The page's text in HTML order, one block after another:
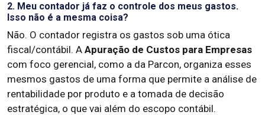
2. Meu contador já faz o controle dos meus gastos.
Isso não é a mesma coisa?
Não. O contador registra os gastos sob uma ótica
fiscal/contábil. A Apuração de Custos para Empresas
com foco gerencial, como a da Parcon, organiza esses
mesmos gastos de uma forma que permite a análise de
rentabilidade por produto e a tomada de decisão
estratégica, o que vai além do escopo contábil.